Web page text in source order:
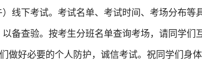
）线下考试。 考试名单、考试时间、考场分布等
以备查验。按考生分班名单查询考场，请同学们
做好必要的个人防护，诚信考试。祝同学们身